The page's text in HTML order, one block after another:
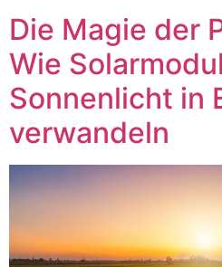
Die Magie der
Wie
Sonnenlicht in
verwandeln